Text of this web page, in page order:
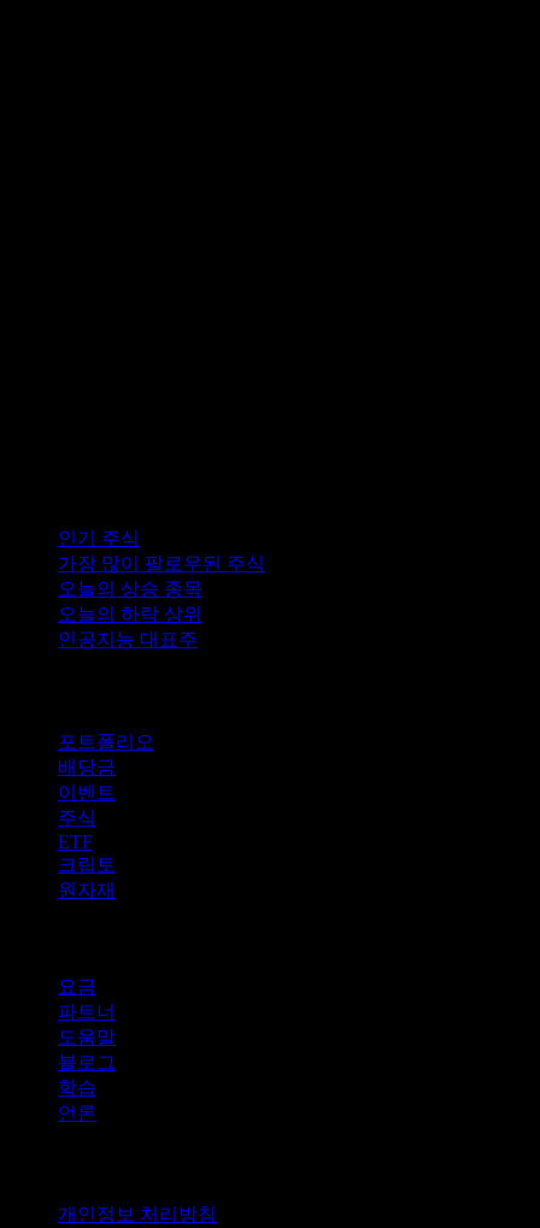
인기 주식
가장 많이 팔로우된 주식
오늘의 상승 종목
오늘의 하락 상위
인공지능 대표주
포트폴리오
배당금
이벤트
주식
ETF
크립토
원자재
요금
파트너
도움말
블로그
학습
언론
개인정보 처리방침